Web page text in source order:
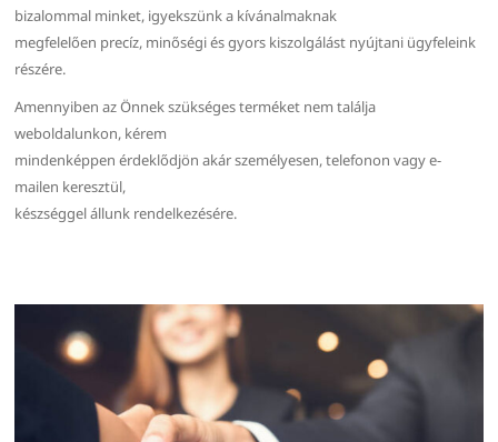
bizalommal minket, igyekszünk a kívánalmaknak
megfelelően precíz, minőségi és gyors kiszolgálást nyújtani ügyfeleink
részére.
Amennyiben az Önnek szükséges terméket nem találja
weboldalunkon, kérem
mindenképpen érdeklődjön akár személyesen, telefonon vagy e-
mailen keresztül,
készséggel állunk rendelkezésére.